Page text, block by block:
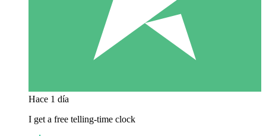
Hace 1 día
I get a free telling-time clock